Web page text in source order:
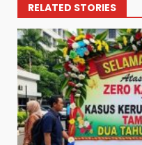
RELATED STORIES